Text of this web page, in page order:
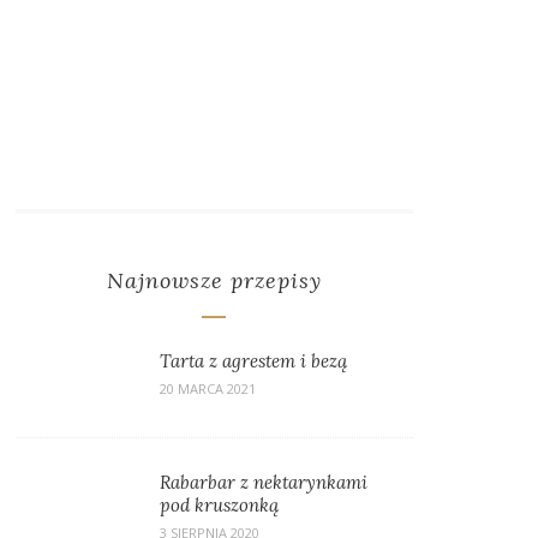
Najnowsze przepisy
Tarta z agrestem i bezą
20 MARCA 2021
Rabarbar z nektarynkami
pod kruszonką
3 SIERPNIA 2020